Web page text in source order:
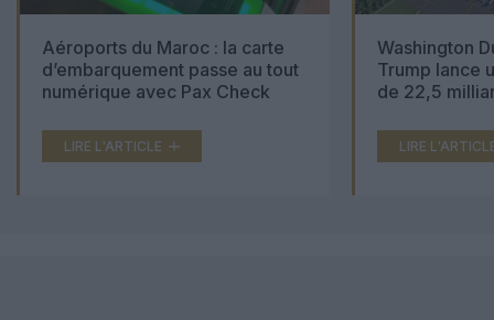
Aéroports du Maroc : la carte
d’embarquement passe au tout
numérique avec Pax Check
LIRE L'ARTICLE
Washington
Trump lance
de 22,5
LIRE